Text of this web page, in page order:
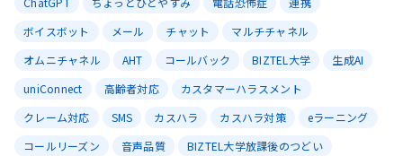
ボイスボット
メール チャット
マルチチャネル
オムニチャネル
AHT コールバック BIZTEL大学
生成AI
uniConnect
高齢者対応
カスタマーハラスメント
クレーム対応
SMS カスハラ カスハラ対策
eラーニング
コールリーズン
音声品質
BIZTEL大学放課後のつどい